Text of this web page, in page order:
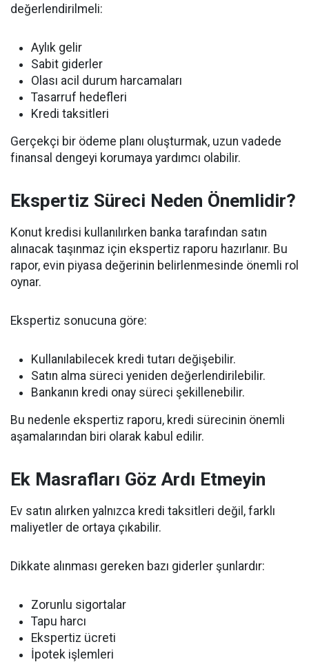
değerlendirilmeli:
Aylık gelir
Sabit giderler
Olası acil durum harcamaları
Tasarruf hedefleri
Kredi taksitleri
Gerçekçi bir ödeme planı oluşturmak, uzun vadede
finansal dengeyi korumaya yardımcı olabilir.
Ekspertiz Süreci Neden Önemlidir?
Konut kredisi kullanılırken banka tarafından satın
alınacak taşınmaz için ekspertiz raporu hazırlanır. Bu
rapor, evin piyasa değerinin belirlenmesinde önemli rol
oynar.
Ekspertiz sonucuna göre:
Kullanılabilecek kredi tutarı değişebilir.
Satın alma süreci yeniden değerlendirilebilir.
Bankanın kredi onay süreci şekillenebilir.
Bu nedenle ekspertiz raporu, kredi sürecinin önemli
aşamalarından biri olarak kabul edilir.
Ek Masrafları Göz Ardı Etmeyin
Ev satın alırken yalnızca kredi taksitleri değil, farklı
maliyetler de ortaya çıkabilir.
Dikkate alınması gereken bazı giderler şunlardır:
Zorunlu sigortalar
Tapu harcı
Ekspertiz ücreti
İpotek işlemleri